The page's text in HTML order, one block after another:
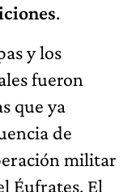
.
y los
fueron
que ya
de
militar
Éufrates. El